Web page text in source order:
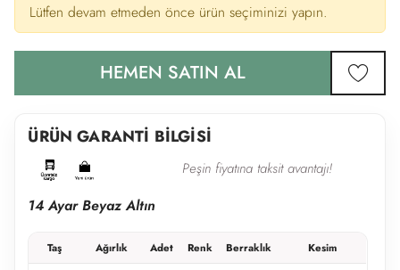
Lütfen devam etmeden önce ürün seçiminizi yapın.
HEMEN SATIN AL
ÜRÜN GARANTİ BİLGİSİ
Peşin fiyatına taksit avantajı!
14 Ayar Beyaz Altın
Taş Ağırlık Adet Renk Berraklık Kesim